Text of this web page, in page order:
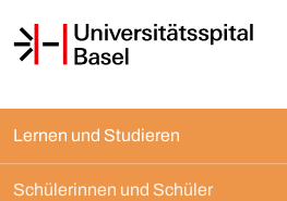
Lernen und Studieren
Schülerinnen und Schüler